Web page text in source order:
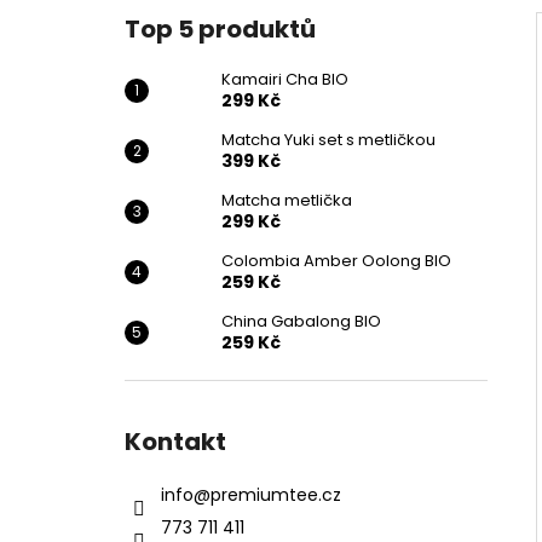
Top 5 produktů
Kamairi Cha BIO
299 Kč
Matcha Yuki set s metličkou
399 Kč
Matcha metlička
299 Kč
Colombia Amber Oolong BIO
259 Kč
China Gabalong BIO
259 Kč
Kontakt
info@premiumtee.cz
773 711 411